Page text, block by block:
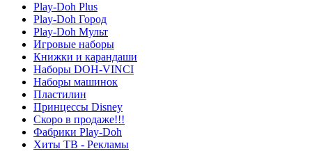
Play-Doh Plus
Play-Doh Город
Play-Doh Мульт
Игровые наборы
Книжки и карандаши
Наборы DOH-VINCI
Наборы машинок
Пластилин
Принцессы Disney
Скоро в продаже!!!
Фабрики Play-Doh
Хиты ТВ - Рекламы